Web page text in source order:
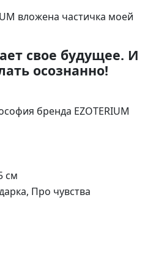
вложена частичка моей
свое будущее. И
осознанно!
EZOTERIUM
см
Про чувства